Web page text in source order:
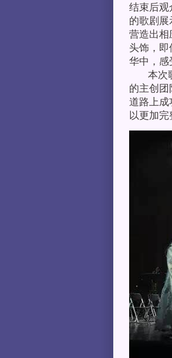
结束后观
的歌剧
营造出相
头饰，
华中，感
本次歌
的主创
道路上成
以更加